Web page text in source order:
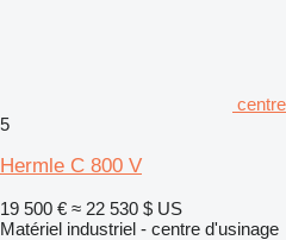
5
Hermle C 800 V
19 500 € ≈ 22 530 $ US
Matériel industriel - centre d'usinage